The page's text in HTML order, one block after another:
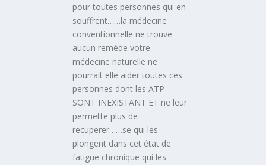
pour toutes personnes qui en
souffrent……la médecine
conventionnelle ne trouve
aucun remède votre
médecine naturelle ne
pourrait elle aider toutes ces
personnes dont les ATP
SONT INEXISTANT ET ne leur
permette plus de
recuperer……se qui les
plongent dans cet état de
fatigue chronique qui les